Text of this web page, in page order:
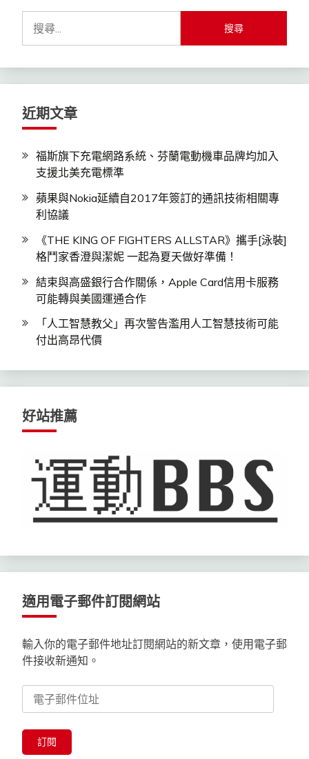
鍵
字:
近期文章
福斯旗下充電網路系統、芬蘭電動機車品牌均加入
支援北美充電標準
蘋果與Nokia延續自2017年簽訂的通訊技術相關專
利協議
《THE KING OF FIGHTERS ALLSTAR》攜手[泳裝]
格鬥家香澄與潔妮 一起為夏天做好準備！
結束與高盛銀行合作關係，Apple Card信用卡服務
可能轉與美國運通合作
「人工智慧教父」再次警告濫用人工智慧技術可能
付出高昂代價
好站推薦
適用電子郵件訂閱網站
輸入你的電子郵件地址訂閱網站的新文章，使用電子郵
件接收新通知。
子
郵
訂閱